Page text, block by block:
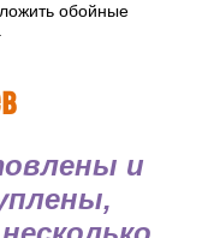
обойные
и